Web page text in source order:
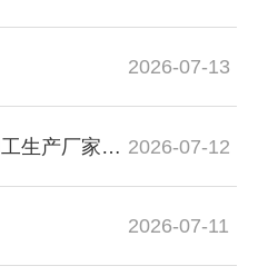
2026-07-13
阳台洗衣房艺术玻璃加工生产厂家玻璃 2026-07-12
2026-07-11